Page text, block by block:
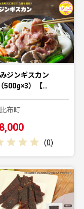
ジンギスカン
500g×3）【…
布町
(0)